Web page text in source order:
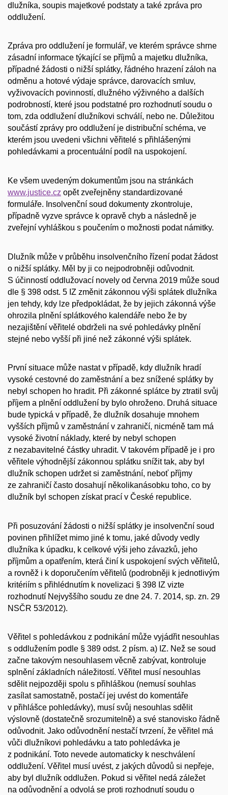
dlužníka, soupis majetkové podstaty a také zpráva pro
oddlužení.
Zpráva pro oddlužení je formulář, ve kterém správce shrne
zásadní informace týkající se příjmů a majetku dlužníka,
případné žádosti o nižší splátky, řádného hrazení záloh na
odměnu a hotové výdaje správce, darovacích smluv,
vyživovacích povinností, dlužného výživného a dalších
podrobností, které jsou podstatné pro rozhodnutí soudu o
tom, zda oddlužení dlužníkovi schválí, nebo ne. Důležitou
součástí zprávy pro oddlužení je distribuční schéma, ve
kterém jsou uvedeni všichni věřitelé s přihlášenými
pohledávkami a procentuální podíl na uspokojení.
Ke všem uvedeným dokumentům jsou na stránkách
www.justice.cz opět zveřejněny standardizované
formuláře. Insolvenční soud dokumenty zkontroluje,
případně vyzve správce k opravě chyb a následně je
zveřejní vyhláškou s poučením o možnosti podat námitky.
Dlužník může v průběhu insolvenčního řízení podatžádost
o nižší splátky. Měl by ji co nejpodrobněji odůvodnit.
S účinností oddlužovací novely od června 2019 může soud
dle § 398 odst. 5 IZ změnit zákonnou výši splátek dlužníka
jen tehdy, kdy lze předpokládat, že by jejich zákonná výše
ohrozila plnění splátkového kalendáře nebo že by
nezajištění věřitelé obdrželi na své pohledávky plnění
stejné nebo vyšší při jiné než zákonné výši splátek.
První situace může nastat v případě, kdy dlužník hradí
vysoké cestovné do zaměstnání a bez snížené splátky by
nebyl schopen ho hradit. Při zákonné splátce by ztratil svůj
příjem a plnění oddlužení by bylo ohroženo. Druhá situace
bude typická v případě, že dlužník dosahuje mnohem
vyšších příjmů v zaměstnání v zahraničí, nicméně tam má
vysoké životní náklady, které by nebyl schopen
z nezabavitelné částky uhradit. V takovém případě je i pro
věřitele výhodnější zákonnou splátku snížit tak, aby byl
dlužník schopen udržet si zaměstnání, neboť příjmy
ze zahraničí často dosahují několikanásobku toho, co by
dlužník byl schopen získat prací v České republice.
Při posuzování žádosti o nižší splátky je insolvenční soud
povinen přihlížet mimo jiné k tomu, jaké důvody vedly
dlužníka k úpadku, k celkové výši jeho závazků, jeho
příjmům a opatřením, která činí k uspokojení svých věřitelů,
a rovněž i k doporučením věřitelů (podrobněji k jednotlivým
kritériím s přihlédnutím k novelizaci § 398 IZ vizte
rozhodnutí Nejvyššího soudu ze dne 24. 7. 2014, sp. zn. 29
NSČR 53/2012).
Věřitel s pohledávkou z podnikání může vyjádřit nesouhlas
s oddlužením podle § 389 odst. 2 písm. a) IZ. Než se soud
začne takovým nesouhlasem věcně zabývat, kontroluje
splnění základních náležitostí. Věřitel musí nesouhlas
sdělit nejpozději spolu s přihláškou (nemusí souhlas
zasílat samostatně, postačí jej uvést do komentáře
v přihlášce pohledávky), musí svůj nesouhlas sdělit
výslovně (dostatečně srozumitelně) a své stanovisko řádně
odůvodnit. Jako odůvodnění nestačí tvrzení, že věřitel má
vůči dlužníkovi pohledávku a tato pohledávka je
z podnikání. Toto nevede automaticky k neschválení
oddlužení. Věřitel musí uvést, z jakých důvodů si nepřeje,
aby byl dlužník oddlužen. Pokud si věřitel nedá záležet
na odůvodnění a odvolá se proti rozhodnutí soudu o